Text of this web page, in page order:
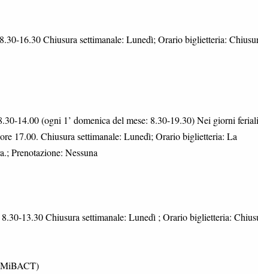
16.30 Chiusura settimanale: Lunedì; Orario biglietteria:
14.00 (ogni 1’ domenica del mese: 8.30-19.30) Nei giorni
17.00. Chiusura settimanale: Lunedì; Orario biglietteria: La
Prenotazione: Nessuna
13.30 Chiusura settimanale: Lunedì ; Orario biglietteria: